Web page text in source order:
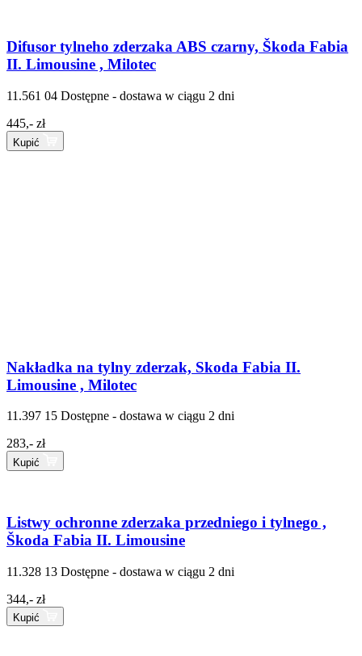
Difusor tylneho zderzaka ABS czarny, Škoda Fabia
II. Limousine , Milotec
11.561 04 Dostępne - dostawa w ciągu 2 dni
445,- zł
Kupić
Nakładka na tylny zderzak, Skoda Fabia II.
Limousine , Milotec
11.397 15 Dostępne - dostawa w ciągu 2 dni
283,- zł
Kupić
Listwy ochronne zderzaka przedniego i tylnego ,
Škoda Fabia II. Limousine
11.328 13 Dostępne - dostawa w ciągu 2 dni
344,- zł
Kupić